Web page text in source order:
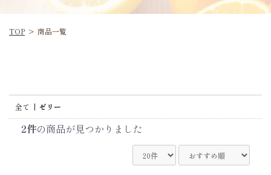
TOP > 商品一覧
全て | ゼリー
2件の商品が見つかりました